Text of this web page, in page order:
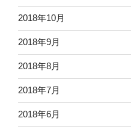
2018年10月
2018年9月
2018年8月
2018年7月
2018年6月